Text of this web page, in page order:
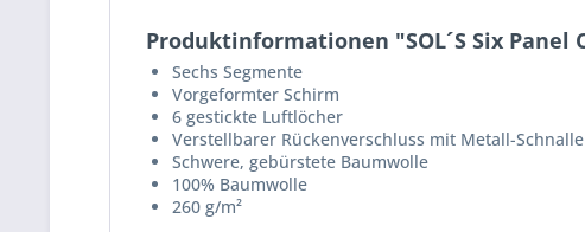
Produktinformationen "SOL´S Six Panel
Sechs Segmente
Vorgeformter Schirm
6 gestickte Luftlöcher
Verstellbarer Rückenverschluss mit Metall-Schnalle
Schwere, gebürstete Baumwolle
100% Baumwolle
260 g/m²